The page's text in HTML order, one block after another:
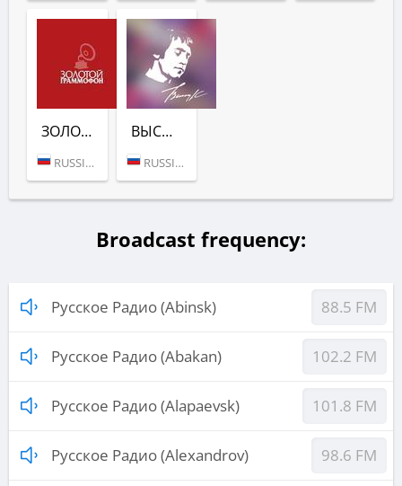
ЗОЛОТОЙ ГРАММОФОН (РУССКОЕ РАДИО)
RUSSIA (MOSCOW)
ВЫСОЦКИЙ (РУССКОЕ РАДИО)
RUSSIA (MOSCOW)
Broadcast frequency:
Русское Радио (Abinsk) 88.5 FM
Русское Радио (Abakan) 102.2 FM
Русское Радио (Alapaevsk) 101.8 FM
Русское Радио (Alexandrov) 98.6 FM